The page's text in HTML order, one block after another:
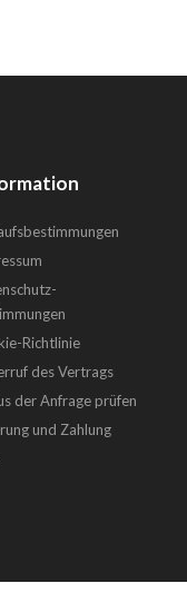
Richtlinie
des Vertrags
der Anfrage prüfen
und Zahlung